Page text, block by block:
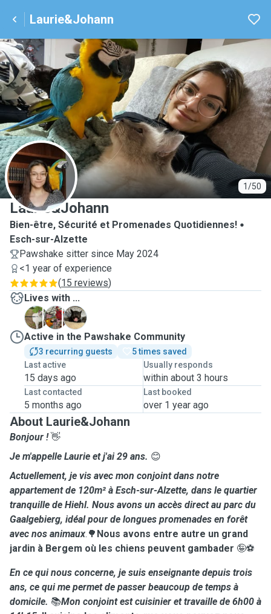
Laurie&Johann
1/50
L
Laurie&Johann
Bien-être, Sécurité et Promenades Quotidiennes!
Esch-sur-Alzette
Pawshake sitter since May 2024
<1 year of experience
(15 reviews)
Lives with ...
�
�
�
Active in the Pawshake Community
3 recurring guests
5 times saved
Last active
15 days ago
Usually responds
within about 3 hours
Last contacted
5 months ago
Last booked
over 1 year ago
About Laurie&Johann
Bonjour !👋
Je m'appelle Laurie et j'ai 29 ans. 😊
Actuellement, je vis avec mon conjoint dans notre
appartement de 120m² à Esch-sur-Alzette, dans le quartier
tranquille de Hiehl. Nous avons un accès direct au parc du
Gaalgebierg, idéal pour de longues promenades en forêt
avec nos animaux.🌳 Nous avons entre autre un grand
jardin à Bergem où les chiens peuvent gambader 🤪⚽️
En ce qui nous concerne, je suis enseignante depuis trois
ans, ce qui me permet de passer beaucoup de temps à
domicile. 📚Mon conjoint est cuisinier et travaille de 6h00 à